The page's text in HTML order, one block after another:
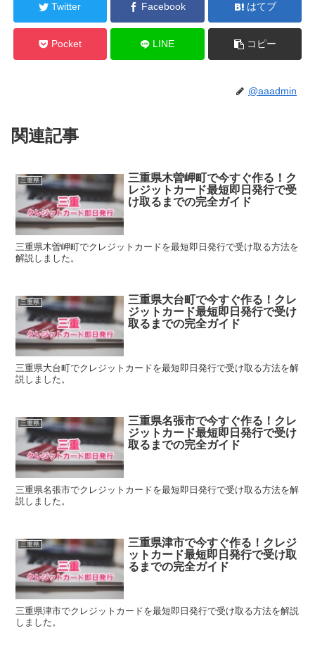
Twitter Facebook はてブ
Pocket LINE コピー
@aaadmin
関連記事
三重県
三重県木曽岬町で今すぐ作る！ク
レジットカード最短即日発行で受
け取るまでの完全ガイド
三重県木曽岬町でクレジットカードを最短即日発行で受け取る方法を
解説しました。
三重県
三重県大台町で今すぐ作る！クレ
ジットカード最短即日発行で受け
取るまでの完全ガイド
三重県大台町でクレジットカードを最短即日発行で受け取る方法を解
説しました。
三重県
三重県名張市で今すぐ作る！クレ
ジットカード最短即日発行で受け
取るまでの完全ガイド
三重県名張市でクレジットカードを最短即日発行で受け取る方法を解
説しました。
三重県
三重県津市で今すぐ作る！クレジ
ットカード最短即日発行で受け取
るまでの完全ガイド
三重県津市でクレジットカードを最短即日発行で受け取る方法を解説
しました。